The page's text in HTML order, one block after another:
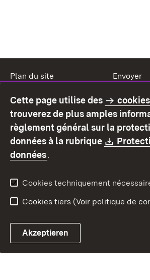
Plan du site
Envoyer
Mode d'emploi
Contact
Signaler
Cette page utilise des cookies
trouverez de plus amples
règlement général sur la
données à la rubrique
données.
Cookies techniquement
Cookies tiers (Voir politique de
Akzeptieren